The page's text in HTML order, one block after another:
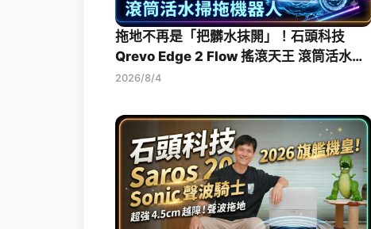
拖地不再是「把髒水抹開」！石頭科技
Qrevo Edge 2 Flow 搖滾天王 滾筒活水掃
拖機器人開箱評測
2026/8/4